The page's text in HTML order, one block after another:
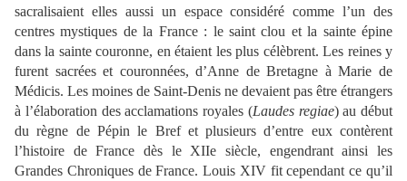
sacralisaient elles aussi un espace considéré comme l’un des
centres mystiques de la France : le saint clou et la sainte épine
dans la sainte couronne, en étaient les plus célèbrent. Les reines y
furent sacrées et couronnées, d’Anne de Bretagne à Marie de
Médicis. Les moines de Saint-Denis ne devaient pas être étrangers
à l’élaboration des acclamations royales (Laudes regiae) au début
du règne de Pépin le Bref et plusieurs d’entre eux contèrent
l’histoire de France dès le XIIe siècle, engendrant ainsi les
Grandes Chroniques de France. Louis XIV fit cependant ce qu’il